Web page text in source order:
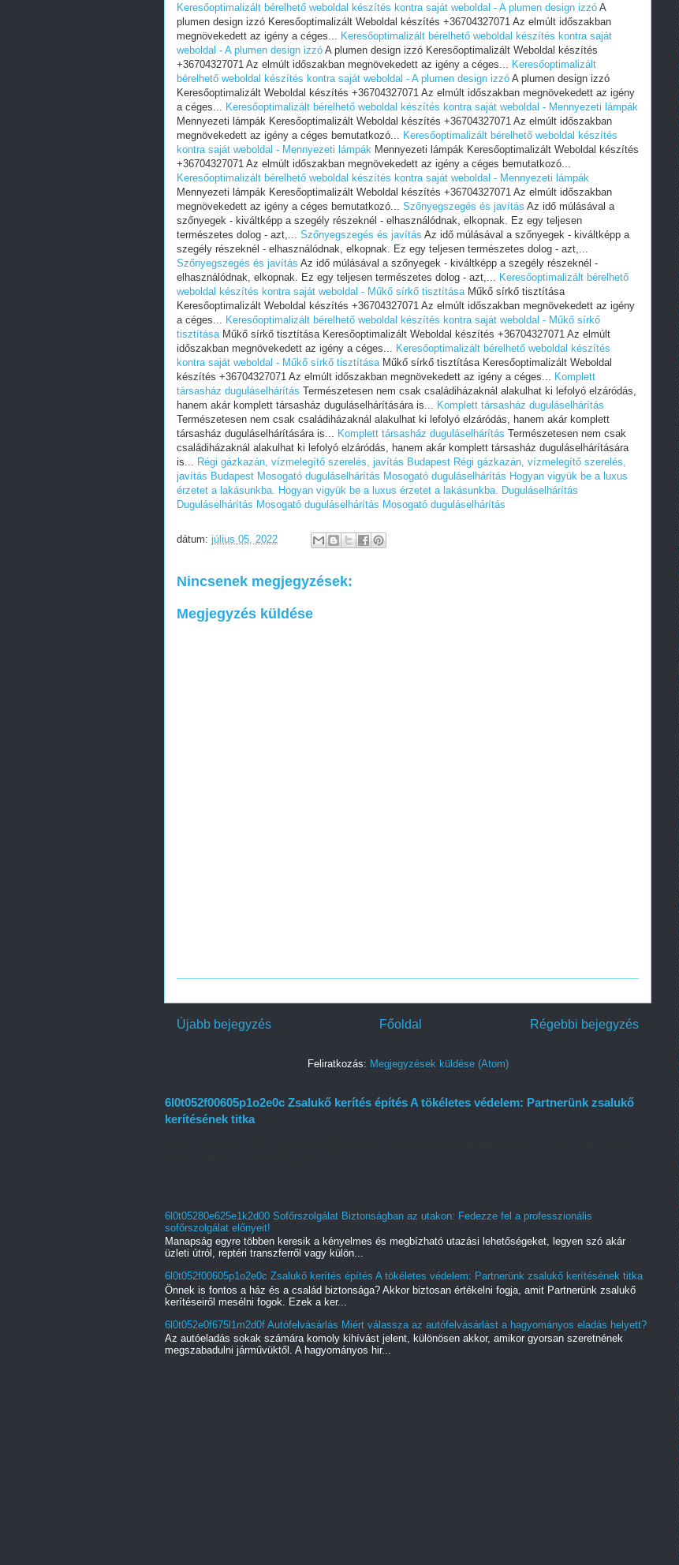
Keresőoptimalizált bérelhető weboldal készítés kontra saját weboldal - A plumen design izzó A
plumen design izzó Keresőoptimalizált Weboldal készítés +36704327071 Az elmúlt időszakban
megnövekedett az igény a céges... Keresőoptimalizált bérelhető weboldal készítés kontra saját
weboldal - A plumen design izzó A plumen design izzó Keresőoptimalizált Weboldal készítés
+36704327071 Az elmúlt időszakban megnövekedett az igény a céges... Keresőoptimalizált
bérelhető weboldal készítés kontra saját weboldal - A plumen design izzó A plumen design izzó
Keresőoptimalizált Weboldal készítés +36704327071 Az elmúlt időszakban megnövekedett az igény
a céges... Keresőoptimalizált bérelhető weboldal készítés kontra saját weboldal - Mennyezeti lámpák
Mennyezeti lámpák Keresőoptimalizált Weboldal készítés +36704327071 Az elmúlt időszakban
megnövekedett az igény a céges bemutatkozó... Keresőoptimalizált bérelhető weboldal készítés
kontra saját weboldal - Mennyezeti lámpák Mennyezeti lámpák Keresőoptimalizált Weboldal készítés
+36704327071 Az elmúlt időszakban megnövekedett az igény a céges bemutatkozó...
Keresőoptimalizált bérelhető weboldal készítés kontra saját weboldal - Mennyezeti lámpák
Mennyezeti lámpák Keresőoptimalizált Weboldal készítés +36704327071 Az elmúlt időszakban
megnövekedett az igény a céges bemutatkozó... Szőnyegszegés és javítás Az idő múlásával a
szőnyegek - kiváltképp a szegély részeknél - elhasználódnak, elkopnak. Ez egy teljesen
természetes dolog - azt,... Szőnyegszegés és javítás Az idő múlásával a szőnyegek - kiváltképp a
szegély részeknél - elhasználódnak, elkopnak. Ez egy teljesen természetes dolog - azt,...
Szőnyegszegés és javítás Az idő múlásával a szőnyegek - kiváltképp a szegély részeknél -
elhasználódnak, elkopnak. Ez egy teljesen természetes dolog - azt,... Keresőoptimalizált bérelhető
weboldal készítés kontra saját weboldal - Műkő sírkő tisztításaMűkő sírkő tisztítása
Keresőoptimalizált Weboldal készítés +36704327071 Az elmúlt időszakban megnövekedett az igény
a céges... Keresőoptimalizált bérelhető weboldal készítés kontra saját weboldal - Műkő sírkő
tisztításaMűkő sírkő tisztítása Keresőoptimalizált Weboldal készítés +36704327071 Az elmúlt
időszakban megnövekedett az igény a céges... Keresőoptimalizált bérelhető weboldal készítés
kontra saját weboldal - Műkő sírkő tisztításaMűkő sírkő tisztítása Keresőoptimalizált Weboldal
készítés +36704327071 Az elmúlt időszakban megnövekedett az igény a céges... Komplett
társasház duguláselhárítás Természetesen nem csak családiházaknál alakulhat ki lefolyó elzáródás,
hanem akár komplett társasház duguláselhárítására is... Komplett társasház duguláselhárítás
Természetesen nem csak családiházaknál alakulhat ki lefolyó elzáródás, hanem akár komplett
társasház duguláselhárítására is... Komplett társasház duguláselhárítás Természetesen nem csak
családiházaknál alakulhat ki lefolyó elzáródás, hanem akár komplett társasház duguláselhárítására
is... Régi gázkazán, vízmelegítő szerelés, javítás Budapest Régi gázkazán, vízmelegítő szerelés,
javítás Budapest Mosogató duguláselhárítás Mosogató duguláselhárítás Hogyan vigyük be a luxus
érzetet a lakásunkba. Hogyan vigyük be a luxus érzetet a lakásunkba. Duguláselhárítás
Duguláselhárítás Mosogató duguláselhárítás Mosogató duguláselhárítás
dátum: július 05, 2022
Nincsenek megjegyzések:
Megjegyzés küldése
Újabb bejegyzés Régebbi bejegyzés
Főoldal
Feliratkozás: Megjegyzések küldése (Atom)
6l0t052f00605p1o2e0c Zsalukő kerítés építés A tökéletes védelem: Partnerünk zsalukő
kerítésének titka
6l0t05280e625e1k2d00 Sofőrszolgálat Biztonságban az utakon: Fedezze fel a professzionális
sofőrszolgálat előnyeit!
Manapság egyre többen keresik a kényelmes és megbízható utazási lehetőségeket, legyen szó akár
üzleti útról, reptéri transzferről vagy külön...
6l0t052f00605p1o2e0c Zsalukő kerítés építés A tökéletes védelem: Partnerünk zsalukő kerítésének titka
Önnek is fontos a ház és a család biztonsága? Akkor biztosan értékelni fogja, amit Partnerünk zsalukő
kerítéseiről mesélni fogok. Ezek a ker...
6l0t052e0f675l1m2d0f Autófelvásárlás Miért válassza az autófelvásárlást a hagyományos eladás helyett?
Az autóeladás sokak számára komoly kihívást jelent, különösen akkor, amikor gyorsan szeretnének
megszabadulni járművüktől. A hagyományos hir...